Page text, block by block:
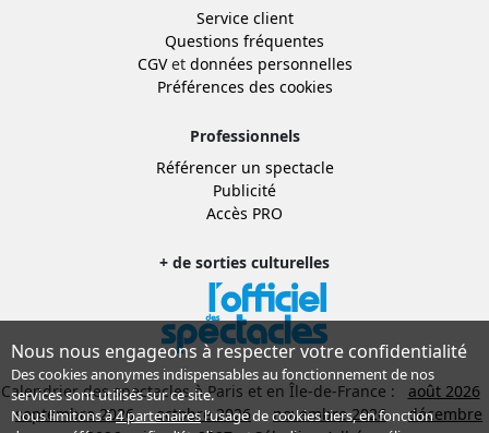
Service client
Questions fréquentes
CGVet données personnelles
Préférences des cookies
Professionnels
Référencer un spectacle
Publicité
Accès PRO
+ de sorties culturelles
Calendrier des spectacles à Paris et en Île-de-France :
août 2026
septembre 2026
octobre 2026 novembre 2026
décembre
Nous nous engageons à respecter votre confidentialité
Des cookies anonymes indispensables au fonctionnement de nos
services sont utilisés sur ce site.
Nous limitons à4 partenairesl’usage de cookies tiers, en fonction